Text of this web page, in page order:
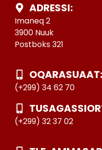
ADRESSI:
Imaneq 2
3900 Nuuk
Postboks 321
OQARASUAAT:
(+299) 34 62 70
(+299) 32 37 02